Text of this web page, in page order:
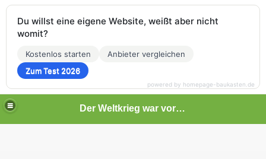
Der Weltkrieg war vor deiner Tür
Du willst eine eigene Website, weißt aber nicht
womit?
Kostenlos starten
Anbieter vergleichen
Zum Test 2026
powered by homepage-baukasten.de